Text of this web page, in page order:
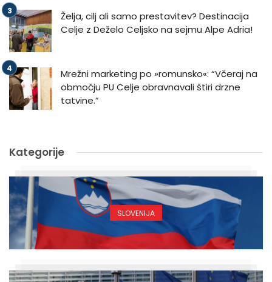
Želja, cilj ali samo prestavitev? Destinacija
Celje z Deželo Celjsko na sejmu Alpe Adria!
Mrežni marketing po »romunsko«: “Včeraj na
območju PU Celje obravnavali štiri drzne
tatvine.”
Kategorije
SLOVENIJA